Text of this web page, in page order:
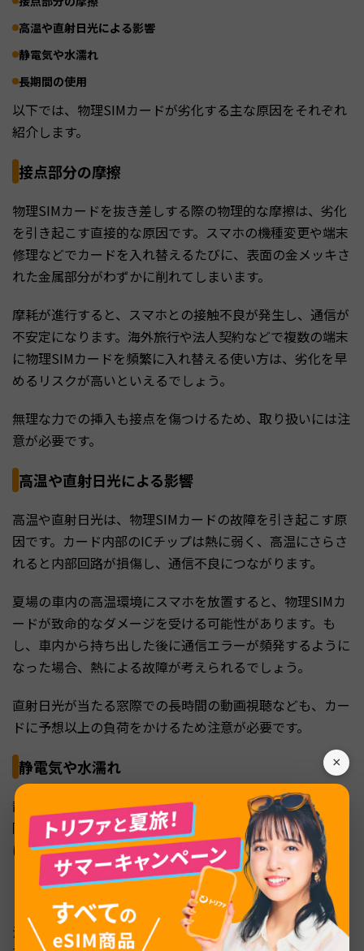
×
高温や直射日光による影響
静電気や水濡れ
長期間の使用
以下では、物理SIMカードが劣化する主な原因をそれぞれ
紹介します。
接点部分の摩擦
物理SIMカードを抜き差しする際の物理的な摩擦は、劣化
を引き起こす直接的な原因です。スマホの機種変更や端末
修理などでカードを入れ替えるたびに、表面の金メッキさ
れた金属部分がわずかに削れてしまいます。
摩耗が進行すると、スマホとの接触不良が発生し、通信が
不安定になります。海外旅行や法人契約などで複数の端末
に物理SIMカードを頻繁に入れ替える使い方は、劣化を早
めるリスクが高いといえるでしょう。
無理な力での挿入も接点を傷つけるため、取り扱いには注
意が必要です。
高温や直射日光による影響
高温や直射日光は、物理SIMカードの故障を引き起こす原
因です。カード内部のICチップは熱に弱く、高温にさらさ
れると内部回路が損傷し、通信不良につながります。
夏場の車内の高温環境にスマホを放置すると、物理SIMカ
ードが致命的なダメージを受ける可能性があります。も
し、車内から持ち出した後に通信エラーが頻発するように
なった場合、熱による故障が考えられるでしょう。
直射日光が当たる窓際での長時間の動画視聴なども、カー
ドに予想以上の負荷をかけるため注意が必要です。
静電気や水濡れ
静電気や水濡れは、物理SIMカードを瞬時に故障させる危
険な要因です。冬場の乾燥した環境で発生しやすい静電気
は、高電圧で内部のICチップを破壊してしまうことがあり
ます。
また、防水のスマホでもSIMトレイから侵入した水分や、
汗に含まれる塩分が金属部分を腐食させ、読み取り不良を